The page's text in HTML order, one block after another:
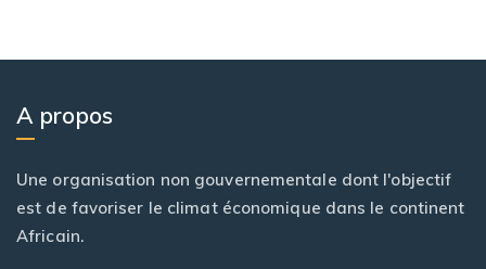
A propos
Une organisation non gouvernementale dont l'objectif
est de favoriser le climat économique dans le continent
Africain.